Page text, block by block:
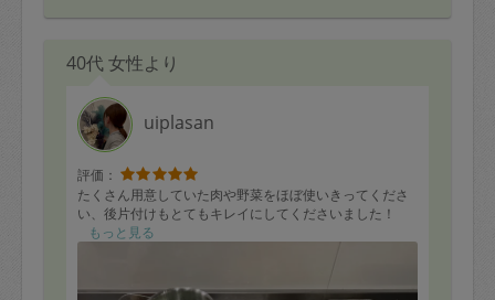
40代 女性より
uiplasan
評価：
たくさん用意していた肉や野菜をほぼ使いきってくださ
い、後片付けもとてもキレイにしてくださいました！
もっと見る